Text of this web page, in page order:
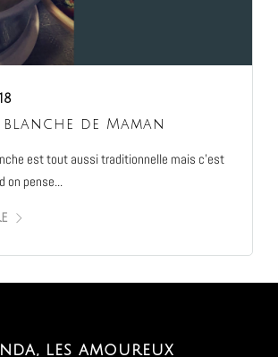
de Maman
est tout aussi traditionnelle mais c’est
on pense...
les amoureux